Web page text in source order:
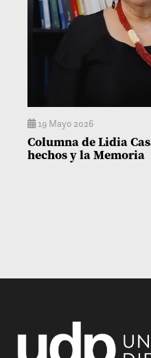
19 Mayo 2026
Columna de Lidia
hechos y la Memoria